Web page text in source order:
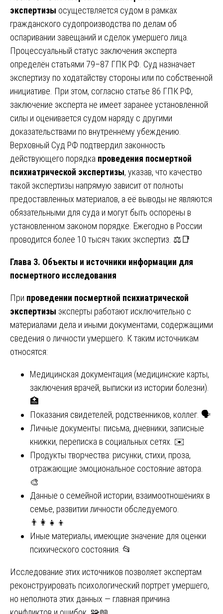
экспертизы осуществляется судом в рамках
гражданского судопроизводства по делам об
оспаривании завещаний и сделок умершего лица.
Процессуальный статус заключения эксперта
определён статьями 79–87 ГПК РФ. Суд назначает
экспертизу по ходатайству стороны или по собственной
инициативе. При этом, согласно статье 86 ГПК РФ,
заключение эксперта не имеет заранее установленной
силы и оценивается судом наряду с другими
доказательствами по внутреннему убеждению.
Верховный Суд РФ подтвердил законность
действующего порядка проведения посмертной
психиатрической экспертизы, указав, что качество
такой экспертизы напрямую зависит от полноты
предоставленных материалов, а её выводы не являются
обязательными для суда и могут быть оспорены в
установленном законом порядке. Ежегодно в России
проводится более 10 тысяч таких экспертиз. ⚖️📑
Глава 3. Объекты и источники информации для
посмертного исследования
При проведении посмертной психиатрической
экспертизы эксперты работают исключительно с
материалами дела и иными документами, содержащими
сведения о личности умершего. К таким источникам
относятся:
Медицинская документация (медицинские карты,
заключения врачей, выписки из истории болезни).
🏥
Показания свидетелей, родственников, коллег. 🗣️
Личные документы: письма, дневники, записные
книжки, переписка в социальных сетях. ✉️
Продукты творчества: рисунки, стихи, проза,
отражающие эмоциональное состояние автора.
🎨
Данные о семейной истории, взаимоотношениях в
семье, развитии личности обследуемого.
👨‍👩‍👧‍👦
Иные материалы, имеющие значение для оценки
психического состояния. 📂
Исследование этих источников позволяет экспертам
реконструировать психологический портрет умершего,
но неполнота этих данных — главная причина